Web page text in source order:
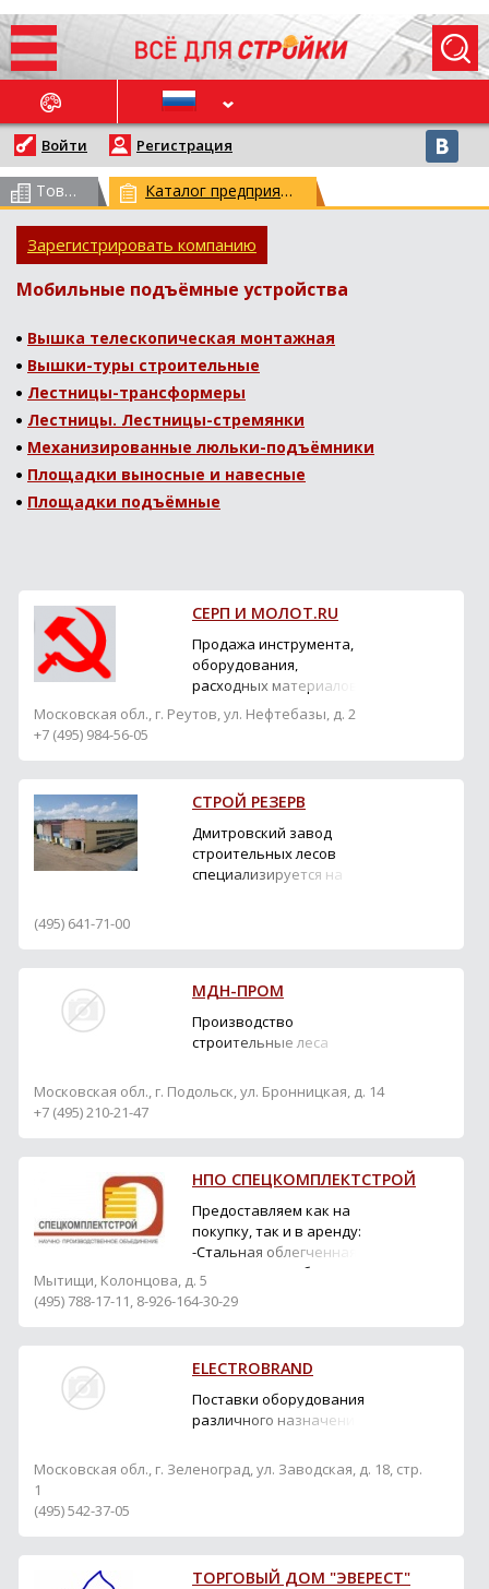
НОВОСТИ
Войти Регистрация
Товарный каталог (всего 62959)Каталог предприятий (всего 29773)
Зарегистрировать компанию
Мобильные подъёмные устройства
Вышка телескопическая монтажная
Вышки-туры строительные
Лестницы-трансформеры
Лестницы. Лестницы-стремянки
Механизированные люльки-подъёмники
Площадки выносные и навесные
Площадки подъёмные
СЕРП И МОЛОТ.RU
Продажа инструмента,
оборудования,
расходных материалов
Московская обл., г. Реутов, ул. Нефтебазы, д. 2
+7 (495) 984-56-05
СТРОЙ РЕЗЕРВ
Дмитровский завод
строительных лесов
специализируется на
продукции – это
универсальные
строительные леса
туры. Все оборудование
государственным росси...
(495) 641-71-00
МДН-ПРОМ
Производство
строительные леса
Московская обл., г. Подольск, ул. Бронницкая, д. 14
+7 (495) 210-21-47
НПО СПЕЦКОМПЛЕКТСТРОЙ
Предоставляем как на
покупку, так и в аренду:
-Стальная облегченная
стеновая опалубка;
-Опалубка колонн;
-Навесные площадки;
Можете приобрести:
-Пластиковые
Мытищи, Колонцова, д. 5
(495) 788-17-11, 8-926-164-30-29
ELECTROBRAND
Поставки оборудования
различного назначения
Московская обл., г. Зеленоград, ул. Заводская, д. 18, стр.
1
(495) 542-37-05
ТОРГОВЫЙ ДОМ "ЭВЕРЕСТ"